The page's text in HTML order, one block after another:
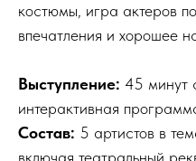
костюмы, игра актеров
впечатления и хорошее
Выступление: 45 минут
интерактивная
Состав: 5 артистов в